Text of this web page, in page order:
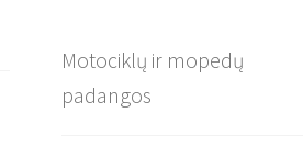
Motociklų ir mopedų
padangos